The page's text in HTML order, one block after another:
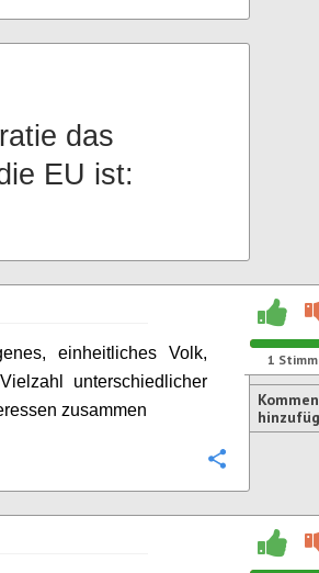
das
EU ist:
einheitliches Volk,
unterschiedlicher
zusammen
1